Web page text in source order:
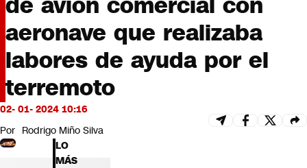
Bits
CNN tiempo
Futuro 360
Opinión
aeronave que realizaba
labores de ayuda por el
terremoto
02- 01- 2024 10:16
Por Rodrigo Miño Silva
LO
MÁS